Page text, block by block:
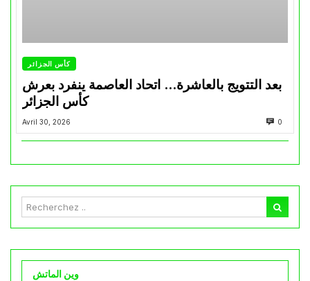
كأس الجزائر
بعد التتويج بالعاشرة… اتحاد العاصمة ينفرد بعرش
كأس الجزائر
Avril 30, 2026 0
وين الماتش